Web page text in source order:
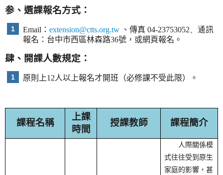
参、選課報名方式：
1 Email ： extension@ctts.org.tw 、傳真 04-23753052、通訊
報名：台中市西區林森路36號，或網頁報名。
肆、開課人數規定：
1 原則上12人以上報名才開班（必修課不受此限）。
課程名稱
上課
時間
授課教師 課程簡介
人際關係模
式往往受到原生
家庭的影響，甚